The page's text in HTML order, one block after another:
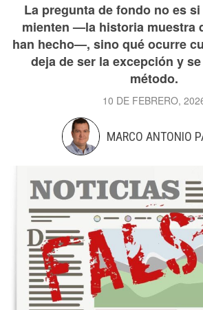
La pregunta de fondo no es
mienten —la historia muestra
han hecho—, sino qué ocurre
deja de ser la excepción y
método.
10 DE FEBRERO,
MARCO ANTONIO